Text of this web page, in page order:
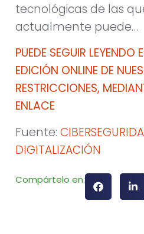
tecnológicas de las
actualmente puede…
PUEDE SEGUIR LEYENDO
EDICIÓN ONLINE DE
RESTRICCIONES,
ENLACE
Fuente:
DIGITALIZACIÓN
Compártelo en: